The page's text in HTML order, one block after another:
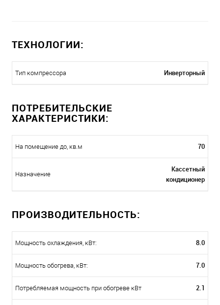
ТЕХНОЛОГИИ:
Тип компрессора Инверторный
ПОТРЕБИТЕЛЬСКИЕ
ХАРАКТЕРИСТИКИ:
На помещение до, кв.м 70
Назначение
Кассетный
кондиционер
ПРОИЗВОДИТЕЛЬНОСТЬ:
Мощность охлаждения, кВт: 8.0
Мощность обогрева, кВт: 7.0
Потребляемая мощность при обогреве кВт 2.1